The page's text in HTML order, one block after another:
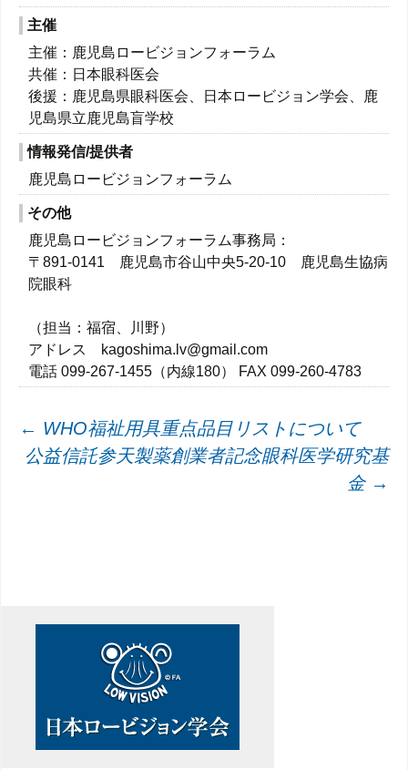
主催
主催：鹿児島ロービジョンフォーラム
共催：日本眼科医会
後援：鹿児島県眼科医会、日本ロービジョン学会、鹿
児島県立鹿児島盲学校
情報発信/提供者
鹿児島ロービジョンフォーラム
その他
鹿児島ロービジョンフォーラム事務局：
〒891-0141 鹿児島市谷山中央5-20-10 鹿児島生協病
院眼科
（担当：福宿、川野）
アドレス kagoshima.lv@gmail.com
電話 099-267-1455（内線180） FAX 099-260-4783
投← WHO福祉用具重点品目リストについて
公益信託参天製薬創業者記念眼科医学研究基
金 →